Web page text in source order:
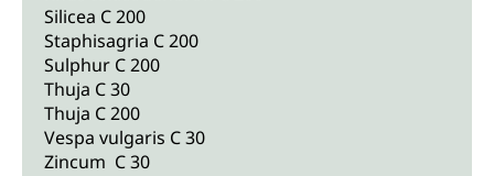
Silicea C 200
Staphisagria C 200
Sulphur C 200
Thuja C 30
Thuja C 200
Vespa vulgaris C 30
Zincum C 30